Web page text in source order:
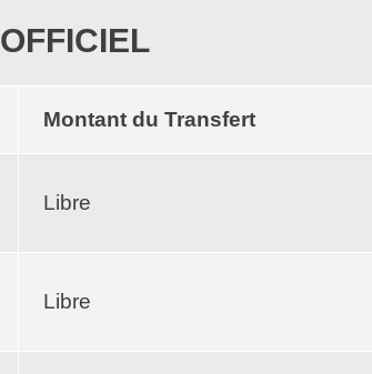
OFFICIEL
Montant du Transfert
Libre
Libre